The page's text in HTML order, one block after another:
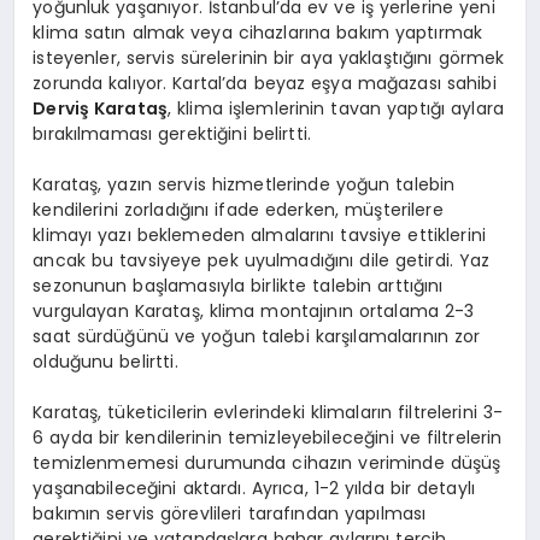
yoğunluk yaşanıyor. İstanbul’da ev ve iş yerlerine yeni
klima satın almak veya cihazlarına bakım yaptırmak
isteyenler, servis sürelerinin bir aya yaklaştığını görmek
zorunda kalıyor. Kartal’da beyaz eşya mağazası sahibi
Derviş Karataş, klima işlemlerinin tavan yaptığı aylara
bırakılmaması gerektiğini belirtti.
Karataş, yazın servis hizmetlerinde yoğun talebin
kendilerini zorladığını ifade ederken, müşterilere
klimayı yazı beklemeden almalarını tavsiye ettiklerini
ancak bu tavsiyeye pek uyulmadığını dile getirdi. Yaz
sezonunun başlamasıyla birlikte talebin arttığını
vurgulayan Karataş, klima montajının ortalama 2-3
saat sürdüğünü ve yoğun talebi karşılamalarının zor
olduğunu belirtti.
Karataş, tüketicilerin evlerindeki klimaların filtrelerini 3-
6 ayda bir kendilerinin temizleyebileceğini ve filtrelerin
temizlenmemesi durumunda cihazın veriminde düşüş
yaşanabileceğini aktardı. Ayrıca, 1-2 yılda bir detaylı
bakımın servis görevlileri tarafından yapılması